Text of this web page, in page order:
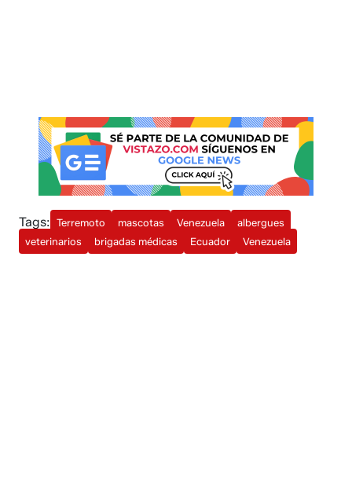
Tags: Terremoto mascotas Venezuela
albergues
veterinarios
brigadas médicas Ecuador Venezuela